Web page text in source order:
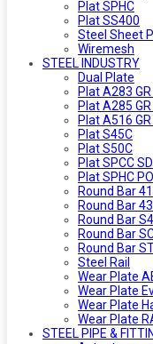
Plat SPHC
Plat SS400
Steel Sheet
Wiremesh
STEEL INDUSTRY
Dual Plate
Plat A283 GR
Plat A285 GR
Plat A516
Plat S45C
Plat S50C
Plat SPCC SD
Plat SPHC PO
Round Bar
Round Bar
Round Bar
Round Bar
Round Bar
Steel Rail
Wear Plate
Wear Plate
Wear Plate
Wear Plate
STEEL PIPE &